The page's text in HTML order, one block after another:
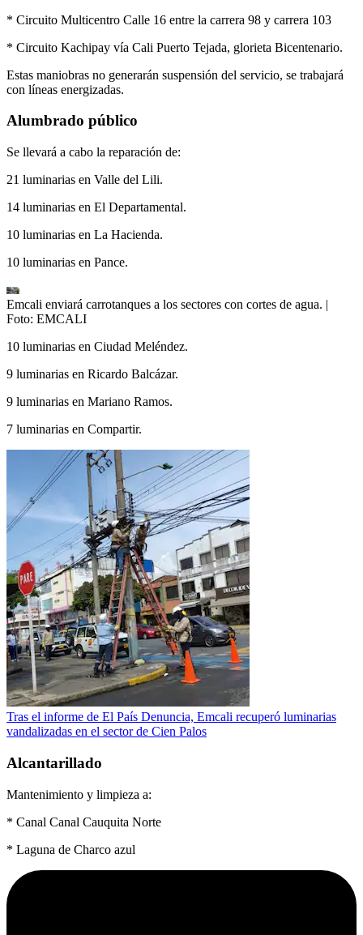
* Circuito Multicentro Calle 16 entre la carrera 98 y carrera 103
* Circuito Kachipay vía Cali Puerto Tejada, glorieta Bicentenario.
Estas maniobras no generarán suspensión del servicio, se trabajará
con líneas energizadas.
Alumbrado público
Se llevará a cabo la reparación de:
21 luminarias en Valle del Lili.
14 luminarias en El Departamental.
10 luminarias en La Hacienda.
10 luminarias en Pance.
Emcali enviará carrotanques a los sectores con cortes de agua. |
Foto: EMCALI
10 luminarias en Ciudad Meléndez.
9 luminarias en Ricardo Balcázar.
9 luminarias en Mariano Ramos.
7 luminarias en Compartir.
Tras el informe de El País Denuncia, Emcali recuperó luminarias
vandalizadas en el sector de Cien Palos
Alcantarillado
Mantenimiento y limpieza a:
* Canal Canal Cauquita Norte
* Laguna de Charco azul